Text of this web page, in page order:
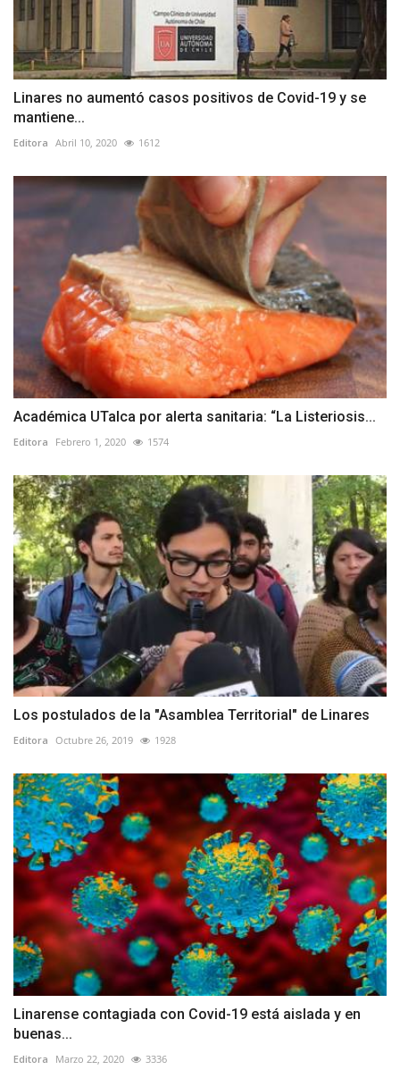
Linares no aumentó casos positivos de Covid-19 y se
mantiene...
Editora Abril 10, 2020 1612
Académica UTalca por alerta sanitaria: “La Listeriosis...
Editora Febrero 1, 2020 1574
Los postulados de la "Asamblea Territorial" de Linares
Editora Octubre 26, 2019 1928
Linarense contagiada con Covid-19 está aislada y en
buenas...
Editora Marzo 22, 2020 3336